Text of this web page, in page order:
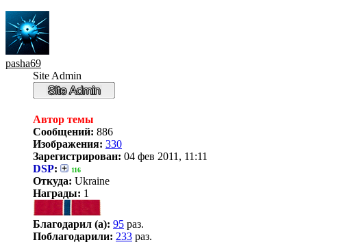
pasha69
Site Admin
Автор темы
Сообщений: 886
Изображения: 330
Зарегистрирован: 04 фев 2011, 11:11
DSP: 116
Откуда: Ukraine
Награды: 1
Благодарил (а): 95 раз.
Поблагодарили: 233 раз.